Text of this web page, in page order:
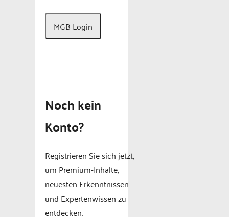
MGB Login
Noch kein
Konto?
Registrieren Sie sich jetzt,
um Premium-Inhalte,
neuesten Erkenntnissen
und Expertenwissen zu
entdecken.